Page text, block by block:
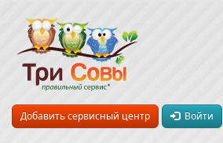
Добавить сервисный центр Войти